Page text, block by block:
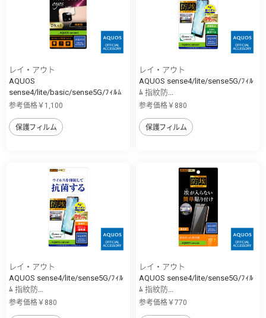
レイ・アウト
AQUOS
sense4/lite/basic/sense5G/ﾌｨﾙﾑ
...
参考価格￥1,100
保護フィルム
レイ・アウト
AQUOS sense4/lite/sense5G/ﾌｨﾙ
ﾑ 指紋防...
参考価格￥880
保護フィルム
レイ・アウト
AQUOS sense4/lite/sense5G/ﾌｨﾙ
ﾑ 指紋防...
参考価格￥880
レイ・アウト
AQUOS sense4/lite/sense5G/ﾌｨﾙ
ﾑ 指紋防...
参考価格￥770